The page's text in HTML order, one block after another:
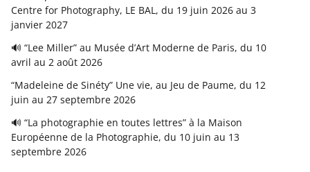
Centre for Photography, LE BAL, du 19 juin 2026 au 3
janvier 2027
🔊 “Lee Miller” au Musée d’Art Moderne de Paris, du 10
avril au 2 août 2026
“Madeleine de Sinéty” Une vie, au Jeu de Paume, du 12
juin au 27 septembre 2026
🔊 “La photographie en toutes lettres” à la Maison
Européenne de la Photographie, du 10 juin au 13
septembre 2026